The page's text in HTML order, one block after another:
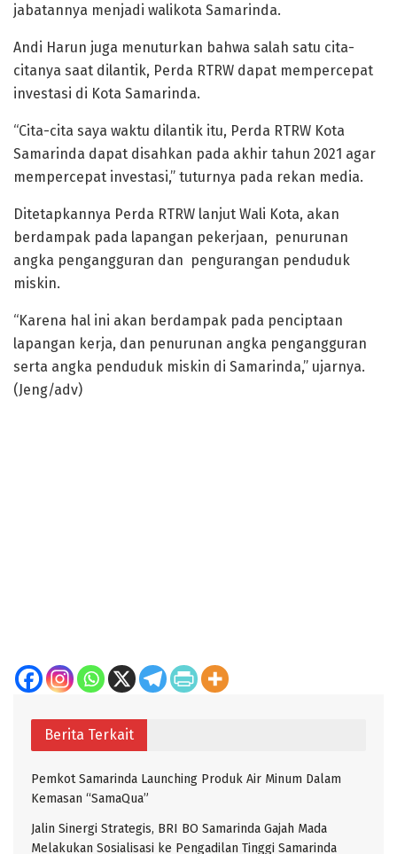
jabatannya menjadi walikota Samarinda.
Andi Harun juga menuturkan bahwa salah satu cita-
citanya saat dilantik, Perda RTRW dapat mempercepat
investasi di Kota Samarinda.
“Cita-cita saya waktu dilantik itu, Perda RTRW Kota
Samarinda dapat disahkan pada akhir tahun 2021 agar
mempercepat investasi,” tuturnya pada rekan media.
Ditetapkannya Perda RTRW lanjut Wali Kota, akan
berdampak pada lapangan pekerjaan, penurunan
angka pengangguran dan pengurangan penduduk
miskin.
“Karena hal ini akan berdampak pada penciptaan
lapangan kerja, dan penurunan angka pengangguran
serta angka penduduk miskin di Samarinda,” ujarnya.
(Jeng/adv)
Berita Terkait
Pemkot Samarinda Launching Produk Air Minum Dalam
Kemasan “SamaQua”
Jalin Sinergi Strategis, BRI BO Samarinda Gajah Mada
Melakukan Sosialisasi ke Pengadilan Tinggi Samarinda